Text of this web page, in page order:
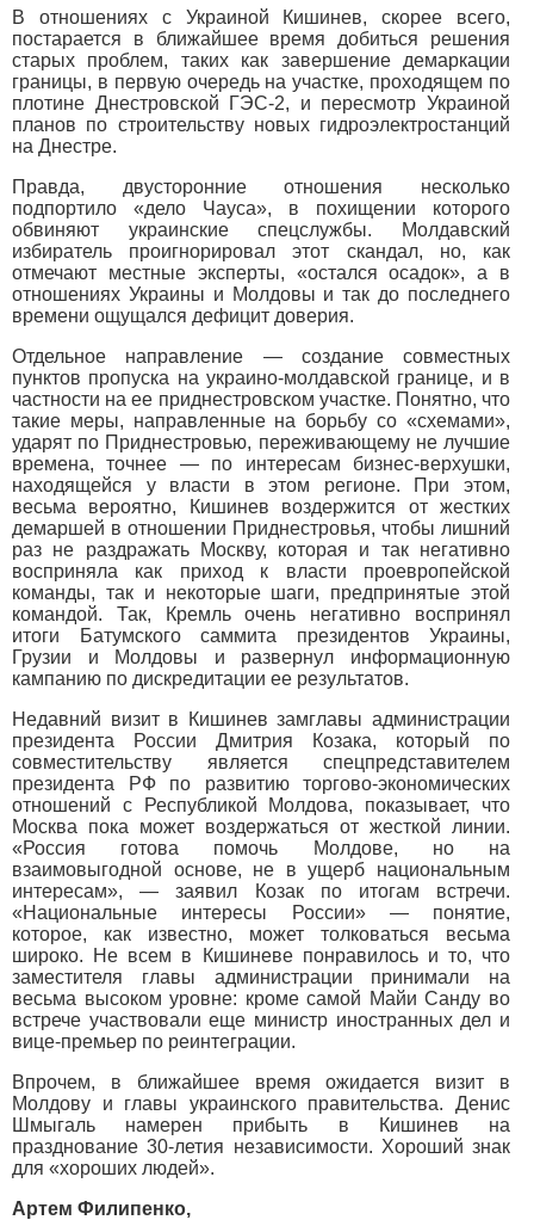
В отношениях с Украиной Кишинев, скорее всего,
постарается в ближайшее время добиться решения
старых проблем, таких как завершение демаркации
границы, в первую очередь на участке, проходящем по
плотине Днестровской ГЭС-2, и пересмотр Украиной
планов по строительству новых гидроэлектростанций
на Днестре.
Правда, двусторонние отношения несколько
подпортило «дело Чауса», в похищении которого
обвиняют украинские спецслужбы. Молдавский
избиратель проигнорировал этот скандал, но, как
отмечают местные эксперты, «остался осадок», а в
отношениях Украины и Молдовы и так до последнего
времени ощущался дефицит доверия.
Отдельное направление — создание совместных
пунктов пропуска на украино-молдавской границе, и в
частности на ее приднестровском участке. Понятно, что
такие меры, направленные на борьбу со «схемами»,
ударят по Приднестровью, переживающему не лучшие
времена, точнее — по интересам бизнес-верхушки,
находящейся у власти в этом регионе. При этом,
весьма вероятно, Кишинев воздержится от жестких
демаршей в отношении Приднестровья, чтобы лишний
раз не раздражать Москву, которая и так негативно
восприняла как приход к власти проевропейской
команды, так и некоторые шаги, предпринятые этой
командой. Так, Кремль очень негативно воспринял
итоги Батумского саммита президентов Украины,
Грузии и Молдовы и развернул информационную
кампанию по дискредитации ее результатов.
Недавний визит в Кишинев замглавы администрации
президента России Дмитрия Козака, который по
совместительству является спецпредставителем
президента РФ по развитию торгово-экономических
отношений с Республикой Молдова, показывает, что
Москва пока может воздержаться от жесткой линии.
«Россия готова помочь Молдове, но на
взаимовыгодной основе, не в ущерб национальным
интересам», — заявил Козак по итогам встречи.
«Национальные интересы России» — понятие,
которое, как известно, может толковаться весьма
широко. Не всем в Кишиневе понравилось и то, что
заместителя главы администрации принимали на
весьма высоком уровне: кроме самой Майи Санду во
встрече участвовали еще министр иностранных дел и
вице-премьер по реинтеграции.
Впрочем, в ближайшее время ожидается визит в
Молдову и главы украинского правительства. Денис
Шмыгаль намерен прибыть в Кишинев на
празднование 30-летия независимости. Хороший знак
для «хороших людей».
Артем Филипенко,